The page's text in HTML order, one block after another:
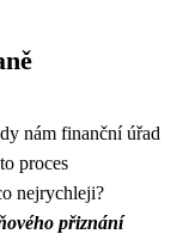
nám finanční úřad
proces
nejrychleji?
přiznání